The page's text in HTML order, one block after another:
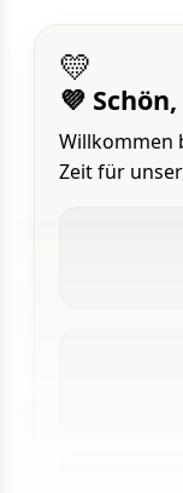
💛
💜
Willkommen
Zeit für